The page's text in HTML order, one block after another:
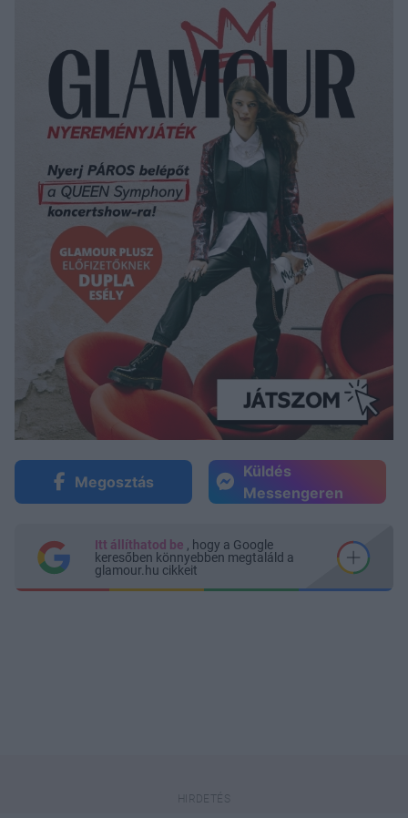
Megosztás
Küldés
Messengeren
Itt állíthatod be , hogy a Google
keresőben könnyebben megtaláld a
glamour.hu cikkeit